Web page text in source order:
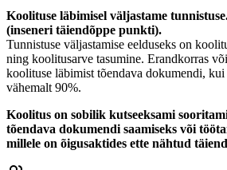
Koolituse läbimisel väljastame
(inseneri täiendõppe punkti).
Tunnistuse väljastamise eelduseks on
ning koolitusarve tasumine. Erandkorras
koolituse läbimist tõendava dokumendi,
vähemalt 90%.
Koolitus on sobilik kutseeksami
tõendava dokumendi saamiseks või
millele on õigusaktides ette nähtud